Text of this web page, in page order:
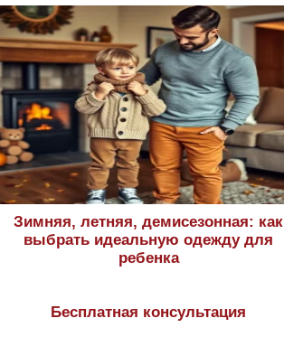
Зимняя, летняя, демисезонная: как
выбрать идеальную одежду для
ребенка
Бесплатная консультация